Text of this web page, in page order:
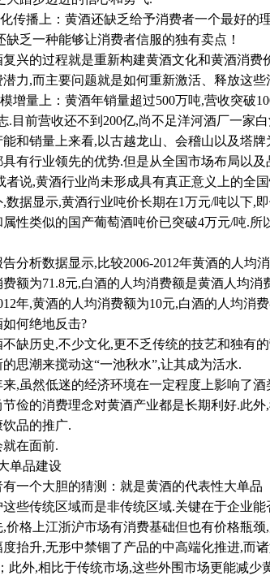
播上：黄酒还缺乏给予消费者一个最好的
缺乏一种能够让消费者信服的独有卖点！
的过程就是重新构建黄酒文化和黄酒消费
潜力,而主要问题就是如何重新激活、释放这些
量上：黄酒年销量超过500万吨,营收突破
.目前营收还不到200亿,尚不足洋河酒厂一家
销量上来看,以古越龙山、会稽山以及塔牌
有行业领先的优势.但是从全国市场布局以
者说,黄酒行业尚未形成具有真正意义上的全
显示,黄酒行业吨价长期在1万元/吨以下,即
性类似的国产葡萄酒吨价已突破4万元/吨.
析数据显示,比较2006-2012年黄酒的人均消
费额为71.8元,白酒的人均消费额是黄酒人均消
,黄酒的人均消费额为10元,白酒的人均消费
何绝地反击?
历史,不少文化,更不乏传统的技艺和独有的
思潮来搅动这“一池秋水”,让其成为活水.
然低迷的经济环境在一定程度上影响了酒
俭的消费理念对黄酒产业都是长期利好.此
品的推广.
在面前.
品建设
个大胆的猜测：就是黄酒的代表性大单品
些传统区域而是非传统区域.关键在于企业
上江浙沪市场有消费基础但也有价格瓶颈,
抬升,无形中禁锢了产品的中高端化推进,而
此外,相比于传统市场,这些外围市场更能减少